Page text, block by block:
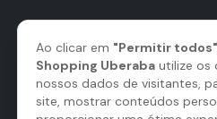
Ao clicar em "Permitir todos"
Shopping Uberabautilize os
nossos dados de visitantes,
site, mostrar conteúdos